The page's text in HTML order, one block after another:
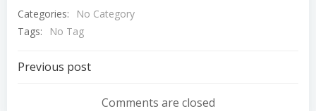
Categories:
No Category
Tags:
No Tag
Навигация
Previous post
Comments are closed